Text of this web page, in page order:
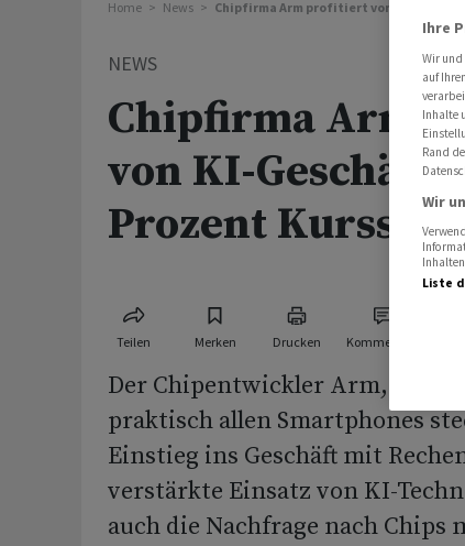
Home News Chipfirma Arm profitiert von KI-Geschäft
NEWS
Chipfirma Arm
von KI-Geschäft -
Prozent
Teilen Merken Drucken Kommentare
Der Chipentwickler Arm,
praktisch allen Smartphones
Einstieg ins Geschäft mit
verstärkte Einsatz von KI-
auch die Nachfrage nach Chips
Ihre
Wir und
auf
Inhalte
Rand
Wir
Liste